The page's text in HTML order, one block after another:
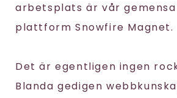
arbetsplats är vår
plattform Snowfire Magnet.
Det är egentligen ingen
Blanda gedigen